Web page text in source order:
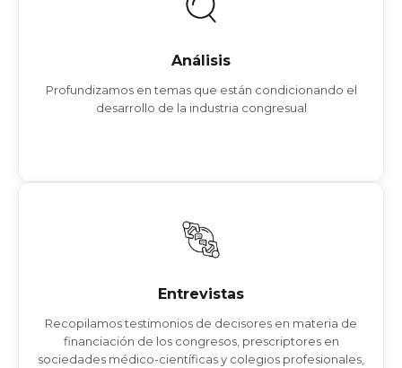
Análisis
Profundizamos en temas que están condicionando el
desarrollo de la industria congresual
EL POTENCIAL DEL POSCONGRESO
GESTIÓN DE AUDIENCIAS
GESTIÓN DE PATROCINIOS
EXPERIENCIAS EN EL METAVERSO
Entrevistas
Recopilamos testimonios de decisores en materia de
financiación de los congresos, prescriptores en
sociedades médico-científicas y colegios profesionales,
GONZALO BARÓ
PAULA CRISTÓBAL